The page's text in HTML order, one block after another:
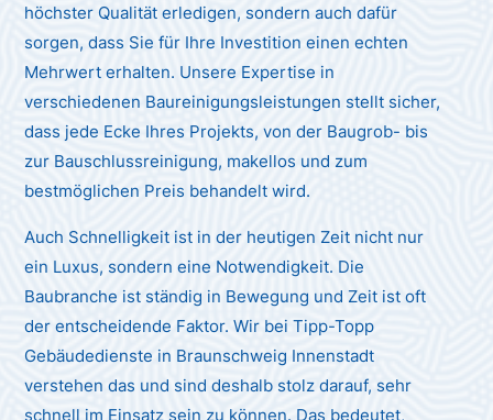
höchster Qualität erledigen, sondern auch dafür
sorgen, dass Sie für Ihre Investition einen echten
Mehrwert erhalten. Unsere Expertise in
verschiedenen Baureinigungsleistungen stellt sicher,
dass jede Ecke Ihres Projekts, von der Baugrob- bis
zur Bauschlussreinigung, makellos und zum
bestmöglichen Preis behandelt wird.
Auch Schnelligkeit ist in der heutigen Zeit nicht nur
ein Luxus, sondern eine Notwendigkeit. Die
Baubranche ist ständig in Bewegung und Zeit ist oft
der entscheidende Faktor. Wir bei Tipp-Topp
Gebäudedienste in Braunschweig Innenstadt
verstehen das und sind deshalb stolz darauf, sehr
schnell im Einsatz sein zu können. Das bedeutet,